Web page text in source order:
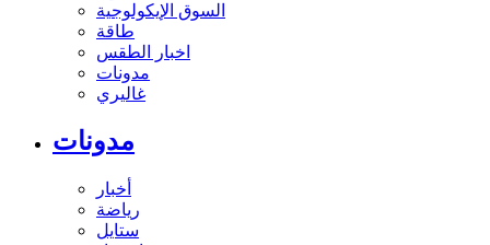
السوق الإيكولوجية
طاقة
اخبار الطقس
مدونات
غاليري
مدونات
أخبار
رياضة
ستايل